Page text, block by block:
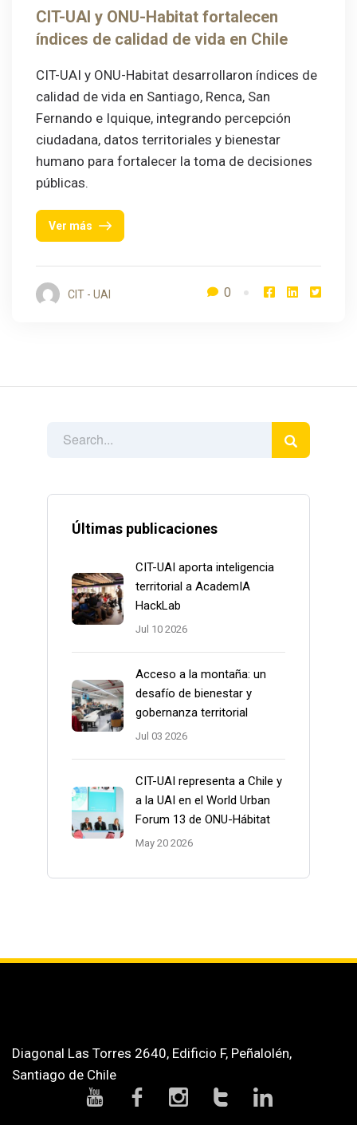
Últimas publicaciones
CIT-UAI aporta inteligencia
territorial a AcademIA
HackLab
Jul 10 2026
Acceso a la montaña: un
desafío de bienestar y
gobernanza territorial
Jul 03 2026
CIT-UAI representa a Chile y
a la UAI en el World Urban
Forum 13 de ONU-Hábitat
May 20 2026
CIT-UAI y ONU-Habitat fortalecen
índices de calidad de vida en Chile
CIT-UAI y ONU-Habitat desarrollaron índices de
calidad de vida en Santiago, Renca, San
Fernando e Iquique, integrando percepción
ciudadana, datos territoriales y bienestar
humano para fortalecer la toma de decisiones
públicas.
Ver más
CIT - UAI 0
Diagonal Las Torres 2640, Edificio F, Peñalolén,
Santiago de Chile